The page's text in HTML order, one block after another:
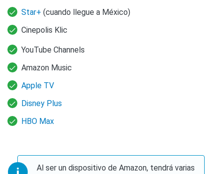
Star+ (cuando llegue a México)
Cinepolis Klic
YouTube Channels
Amazon Music
Apple TV
Disney Plus
HBO Max
Al ser un dispositivo de Amazon, tendrá varias